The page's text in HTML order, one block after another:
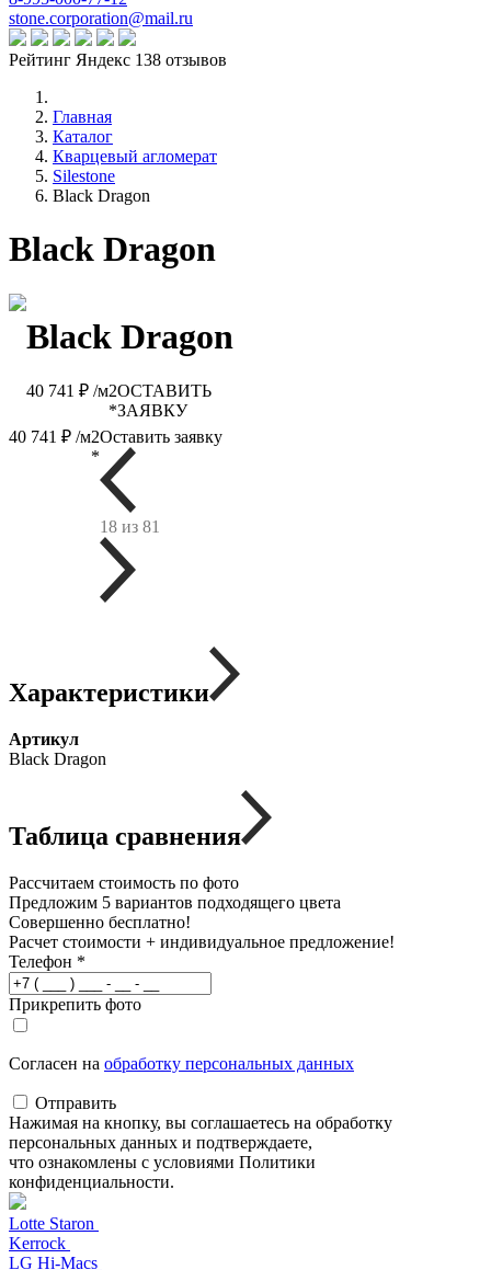
stone.corporation@mail.ru
Рейтинг Яндекс 138 отзывов
Главная
Каталог
Кварцевый агломерат
Silestone
Black Dragon
Black Dragon
Black Dragon
40 741 ₽ /м2
*
ОСТАВИТЬ
ЗАЯВКУ
40 741 ₽ /м2
*
Оставить заявку
18 из 81
Характеристики
Артикул
Black Dragon
Таблица сравнения
Рассчитаем стоимость по фото
Предложим 5 вариантов подходящего цвета
Совершенно бесплатно!
Расчет стоимости + индивидуальное предложение!
Телефон *
Прикрепить фото
Согласен на обработку персональных данных
Отправить
Нажимая на кнопку, вы соглашаетесь на обработку
персональных данных и подтверждаете,
что ознакомлены с условиями Политики
конфиденциальности.
Lotte Staron
Kerrock
LG Hi-Macs